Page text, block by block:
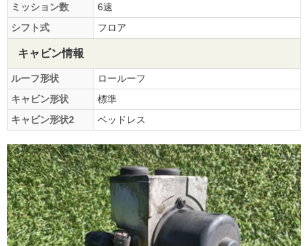
ミッション数
6速
シフト式
フロア
キャビン情報
ルーフ形状
ロールーフ
キャビン形状
標準
キャビン形状2
ベッドレス